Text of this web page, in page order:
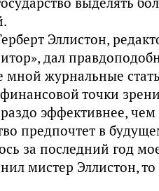
Эллистон,
дал
журнальные
точки
эффективнее,
предпочтет в
за последний год
мистер Эллистон,